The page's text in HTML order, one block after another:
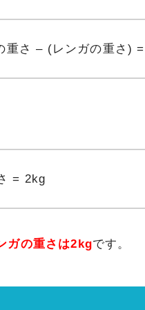
重さ – (レンガの重さ)
= 2kg
ガの重さは2kgです。